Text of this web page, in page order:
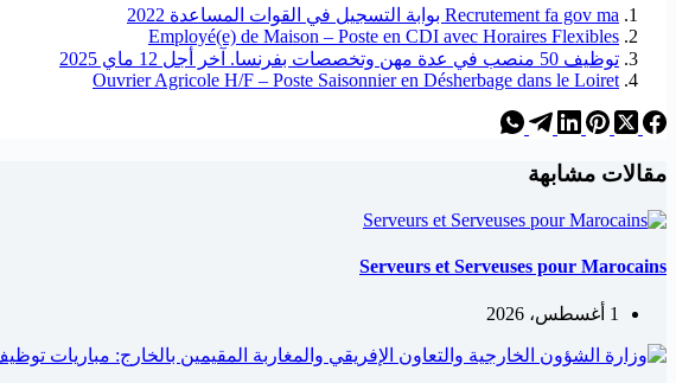
Recrutement fa gov ma بوابة التسجيل في القوات المساعدة 2022
Employé(e) de Maison – Poste en CDI avec Horaires Flexibles
توظيف 50 منصب في عدة مهن وتخصصات بفرنسا. آخر أجل 12 ماي 2025
Ouvrier Agricole H/F – Poste Saisonnier en Désherbage dans le Loiret
مقالات مشابهة
Serveurs et Serveuses pour Marocains
1 أغسطس، 2026